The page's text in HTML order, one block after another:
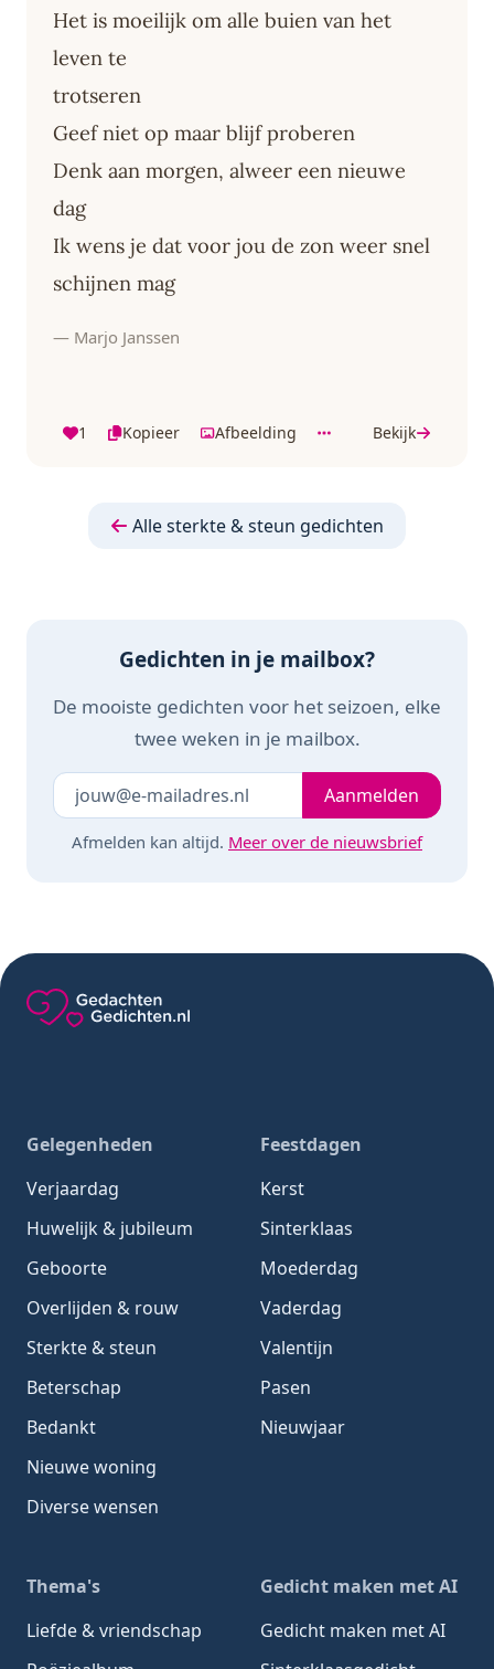
Het is moeilijk om alle buien van het
leven te
trotseren
Geef niet op maar blijf proberen
Denk aan morgen, alweer een nieuwe
dag
Ik wens je dat voor jou de zon weer snel
schijnen mag
— Marjo Janssen
1 Kopieer Afbeelding Bekijk
Alle sterkte & steun gedichten
Gedichten in je mailbox?
De mooiste gedichten voor het seizoen, elke
twee weken in je mailbox.
Laat dit veld leeg Je e-mailadresAanmelden
Afmelden kan altijd. Meer over de nieuwsbrief
Gelegenheden
Verjaardag
Huwelijk & jubileum
Geboorte
Overlijden & rouw
Sterkte & steun
Beterschap
Bedankt
Nieuwe woning
Diverse wensen
Feestdagen
Kerst
Sinterklaas
Moederdag
Vaderdag
Valentijn
Pasen
Nieuwjaar
Thema's
Liefde & vriendschap
Gedicht maken met AI
Gedicht maken met AI